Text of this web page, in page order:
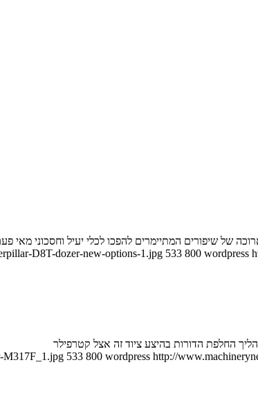
D8T-dozer-new-options-1.jpg 533 800 wordpress
M317F_1.jpg 533 800 wordpress http://